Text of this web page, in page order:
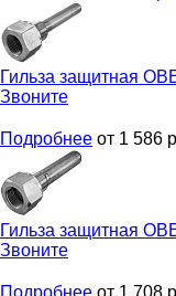
Гильза защитная
Звоните
Подробнее от 1 586
Гильза защитная
Звоните
Подробнее от 1 708